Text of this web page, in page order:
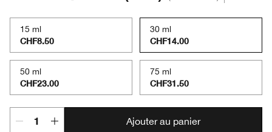
15 ml
CHF8.50
30 ml
CHF14.00
50 ml
CHF23.00
75 ml
CHF31.50
Ajouter au panier